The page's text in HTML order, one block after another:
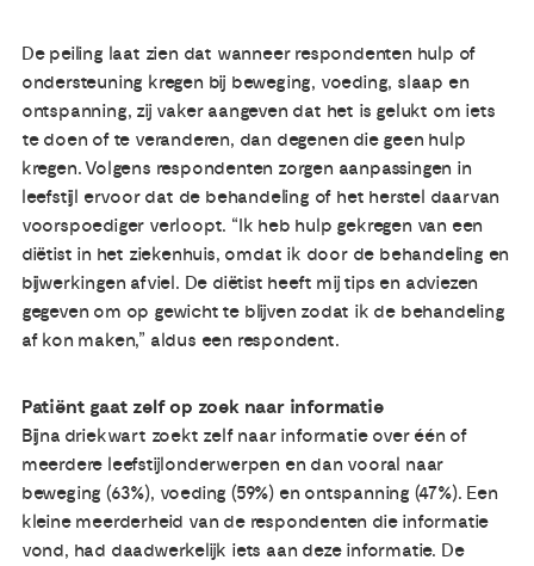
De peiling laat zien dat wanneer respondenten hulp of
ondersteuning kregen bij beweging, voeding, slaap en
ontspanning, zij vaker aangeven dat het is gelukt om iets
te doen of te veranderen, dan degenen die geen hulp
kregen. Volgens respondenten zorgen aanpassingen in
leefstijl ervoor dat de behandeling of het herstel daarvan
voorspoediger verloopt. “Ik heb hulp gekregen van een
diëtist in het ziekenhuis, omdat ik door de behandeling en
bijwerkingen afviel. De diëtist heeft mij tips en adviezen
gegeven om op gewicht te blijven zodat ik de behandeling
af kon maken,” aldus een respondent.
Patiënt gaat zelf op zoek naar informatie
Bijna driekwart zoekt zelf naar informatie over één of
meerdere leefstijlonderwerpen en dan vooral naar
beweging (63%), voeding (59%) en ontspanning (47%). Een
kleine meerderheid van de respondenten die informatie
vond, had daadwerkelijk iets aan deze informatie. De